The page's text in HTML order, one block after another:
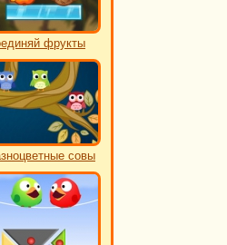
фрукты
совы